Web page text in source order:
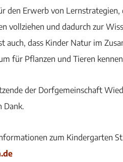
den Erwerb von Lernstrategien,
vollziehen und dadurch zur
auch, dass Kinder Natur im
für Pflanzen und Tieren
der Dorfgemeinschaft
Dank.
zum Kindergarten